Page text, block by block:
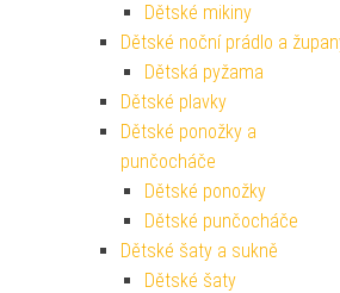
Dětské mikiny
Dětské noční prádlo a
Dětská pyžama
Dětské plavky
Dětské ponožky a
punčocháče
Dětské ponožky
Dětské punčocháče
Dětské šaty a sukně
Dětské šaty